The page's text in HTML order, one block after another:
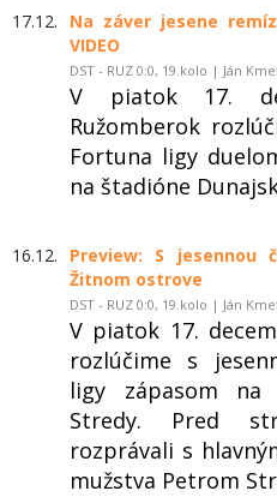
17.12.
Na záver jesene
VIDEO
DST - RUZ 0:0, 19.kolo | Ján
V piatok 17.
Ružomberok
Fortuna ligy
na štadióne
16.12.
Preview: S jesennou
Žitnom ostrove
DST - RUZ 0:0, 19.kolo | Ján
V piatok 17.
rozlúčime s
ligy zápasom na
Stredy. Pred
rozprávali s
mužstva Petrom